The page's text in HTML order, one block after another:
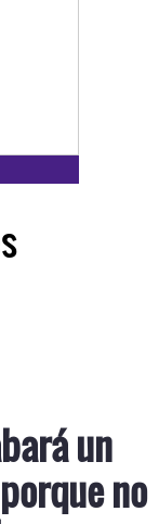
un
no